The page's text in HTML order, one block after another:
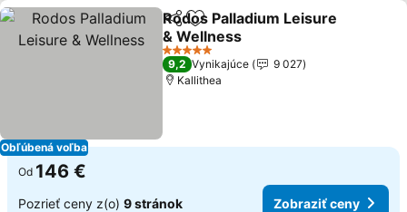
Obľúbená voľba
ZdieľaťPridať do obľúbených
Rodos Palladium Leisure
& Wellness
Zobraziť ceny
5 Počet hviezdičiek
9,2 Vynikajúce
9 027
Kallithea
Od 146 €
Pozrieť ceny z(o) 9 stránok Zobraziť ceny